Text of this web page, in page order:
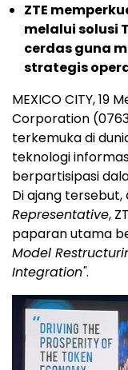
ZTE
melalui solusi
cerdas guna
strategis
MEXICO CITY,19
Corporation
terkemuka di
teknologi
berpartisipasi
Di ajang tersebut,
Representative,
paparan utama
Model
Integration".